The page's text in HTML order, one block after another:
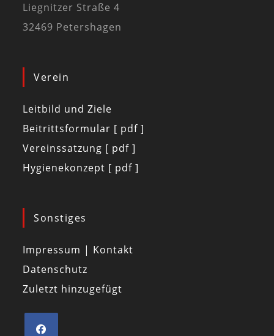
Liegnitzer Straße 4
32469 Petershagen
Verein
Leitbild und Ziele
Beitrittsformular [ pdf ]
Vereinssatzung [ pdf ]
Hygienekonzept [ pdf ]
Sonstiges
Impressum | Kontakt
Datenschutz
Zuletzt hinzugefügt